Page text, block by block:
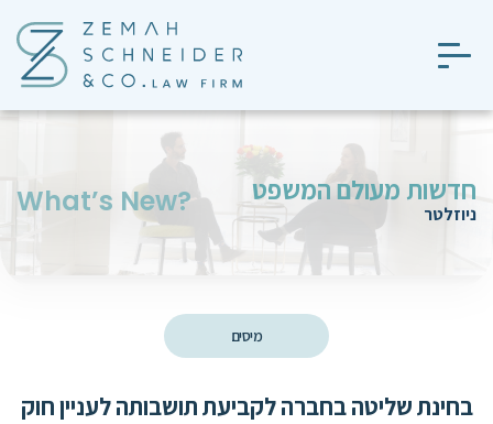
חדשות מעולם המשפט
ניוזלטר ?What’s New
מיסים
בחינת שליטה בחברה לקביעת תושבותה לעניין חוק